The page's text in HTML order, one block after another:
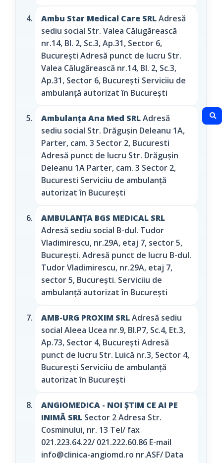
Ambu Star Medical Care SRLAdresă
sediu social Str. Valea Călugărească
nr.14, Bl. 2, Sc.3, Ap.31, Sector 6,
București Adresă punct de lucru Str.
Valea Călugărească nr.14, Bl. 2, Sc.3,
Ap.31, Sector 6, București Serviciiu de
ambulanță autorizat în București
Ambulanța Ana Med SRLAdresă
sediu social Str. Drăgușin Deleanu 1A,
Parter, cam. 3 Sector 2, Bucuresti
Adresă punct de lucru Str. Drăgușin
Deleanu 1A Parter, cam. 3 Sector 2,
Bucuresti Serviciiu de ambulanță
autorizat în București
AMBULANŢA BGS MEDICAL SRL
Adresă sediu social B-dul. Tudor
Vladimirescu, nr.29A, etaj 7, sector 5,
Bucureşti. Adresă punct de lucru B-dul.
Tudor Vladimirescu, nr.29A, etaj 7,
sector 5, Bucureşti. Serviciiu de
ambulanță autorizat în București
AMB-URG PROXIM SRLAdresă sediu
social Aleea Ucea nr.9, Bl.P7, Sc.4, Et.3,
Ap.73, Sector 4, București Adresă
punct de lucru Str. Luică nr.3, Sector 4,
București Serviciiu de ambulanță
autorizat în București
ANGIOMEDICA - NOI ŞTIM CE AI PE
INIMĂ SRL Sector 2 Adresa Str.
Cosminului, nr. 13 Tel/ fax
021.223.64.22/ 021.222.60.86 E-mail
info@clinica-angiomd.ro nr.ASF/ Data